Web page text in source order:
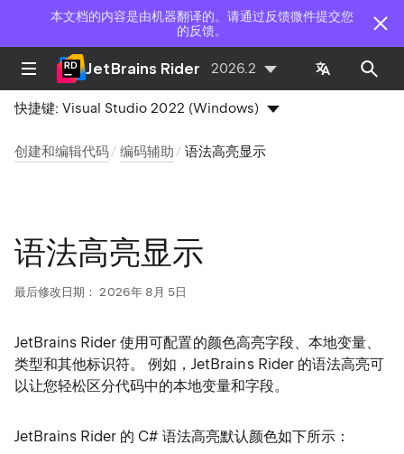
本文档的内容是由机器翻译的。请通过反馈微件提交您
的反馈。
JetBrains Rider 2026.2
快捷键:Visual Studio 2022 (Windows)
创建和编辑代码 编码辅助 语法高亮显示
语法高亮显示
最后修改日期： 2026年 8月 5日
JetBrains Rider 使用可配置的颜色高亮字段、本地变量、
类型和其他标识符。 例如，JetBrains Rider 的语法高亮可
以让您轻松区分代码中的本地变量和字段。
JetBrains Rider 的 C# 语法高亮默认颜色如下所示：